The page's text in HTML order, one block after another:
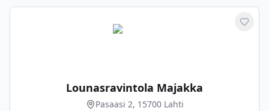
Lounasravintola Majakka
Pasaasi 2, 15700 Lahti